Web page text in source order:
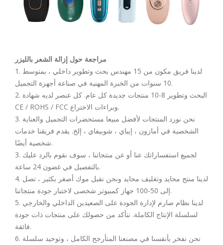
مراجعة حول إزالة الشعر بالليزر
1. لدينا فريق مكون من 15 مهندس بحث وتطوير داخلي ، بمتوسط
10 سنوات من الخبرة المهنية في صناعة أجهزة التجميل.
2. البحث وتطوير 8-10 منتجات جديدة كل عام. كل عنصر لديه شهادة
CE / ROHS / FCC وبراءات الاختراع.
3. نحن نورد المنتجات لأفضل مبيعا مستحضرات التجميل والعناية
الشخصية في أمازون ، إيباي ، شوبيفاي ، إلخ. يقدم فريقنا خدمات
شخصية أيضًا.
3. لجميع استفساراتك عنا أو عن منتجاتنا ، سوف نقوم بالرد عليك
بالتفصيل في غضون 24 ساعة.
4. لدينا منتج محايد وتغليف محايد ونحن نقبل موك أصغر بكثير ، تصل
إلى 50-100 جهاز كمبيوتر شخصى لاختبار جودة منتجاتنا.
5. لدينا نظام صارم لإدارة الجودة على الصعيدين الداخلي والخارجي
لسلسلة الإنتاج الكاملة. نتأكد من حصولك على منتجات ذات جودة
فائقة.
6. نحن نفخر بأنفسنا في مصنعنا المتأرجح الكامل ، وتوحيد سلسلة